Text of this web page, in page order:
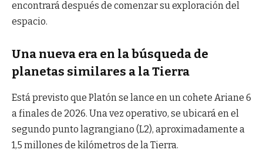
encontrará después de comenzar su exploración del
espacio.
Una nueva era en la búsqueda de
planetas similares a la Tierra
Está previsto que Platón se lance en un cohete Ariane 6
a finales de 2026. Una vez operativo, se ubicará en el
segundo punto lagrangiano (L2), aproximadamente a
1,5 millones de kilómetros de la Tierra.